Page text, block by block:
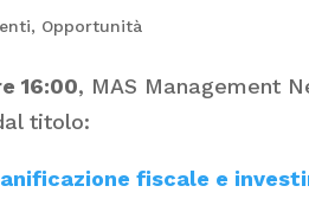
, Opportunità
16:00, MAS Management
titolo:
fiscale e